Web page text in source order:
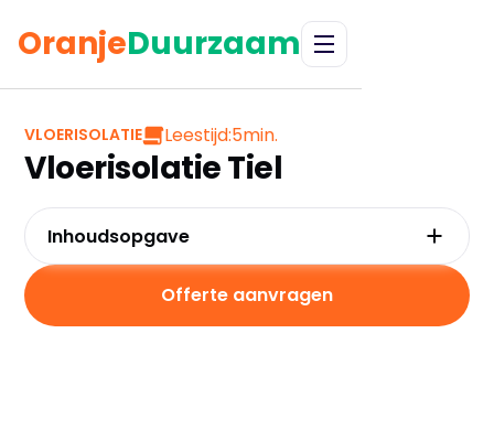
OranjeDuurzaam
VLOERISOLATIE Leestijd:5min.
Vloerisolatie Tiel
Inhoudsopgave
Waarom kiezen voor vloerisolatie in Tiel?
Kosten en besparingen
Subsidies in Tiel
Offerte aanvragen